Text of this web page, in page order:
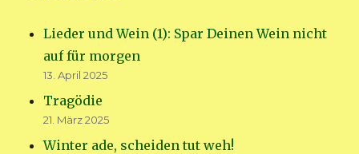
Lieder und Wein (1): Spar Deinen Wein nicht
auf für morgen
13. April 2025
Tragödie
21. März 2025
Winter ade, scheiden tut weh!